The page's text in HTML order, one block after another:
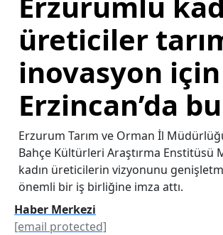
üreticiler
inovasyon için
Erzincan’da
Erzurum Tarım ve Orman İl
Bahçe Kültürleri Araştırma Enstitüsü
kadın üreticilerin vizyonunu
önemli bir iş birliğine imza attı.
Haber Merkezi
[email protected]